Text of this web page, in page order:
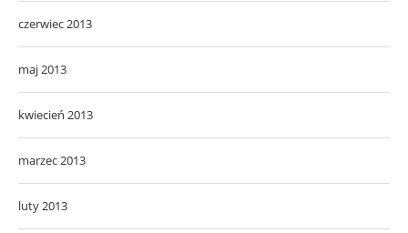
czerwiec 2013
maj 2013
kwiecień 2013
marzec 2013
luty 2013